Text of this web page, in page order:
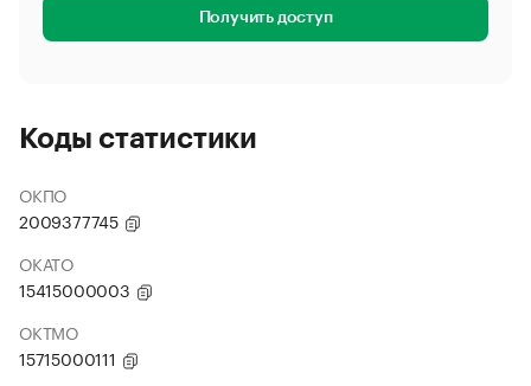
Получить доступ
Коды статистики
ОКПО
2009377745
ОКАТО
15415000003
ОКТМО
15715000111